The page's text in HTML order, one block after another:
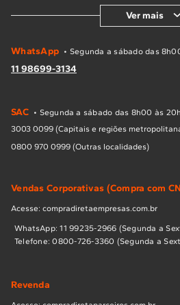
Ver mais
WhatsApp • Segunda a sábado das
11 98699-3134
SAC • Segunda a sábado das 8h00 às
3003 0099 (Capitais e regiões
0800 970 0999 (Outras localidades)
Vendas Corporativas (Compra com
Acesse: compradiretaempresas.com.br
WhatsApp: 11 99235-2966 (Segunda a
Telefone: 0800-726-3360 (Segunda a
Revenda